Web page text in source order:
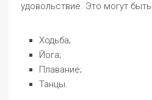
удовольствие. Это могут быть:
Ходьба;
Йога;
Плавание;
Танцы.